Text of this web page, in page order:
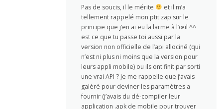
Pas de soucis, il le mérite
et il m’a
tellement rappelé mon ptit zap sur le
principe que j’en ai eu la larme à l’œil ^^
est ce que tu passe toi aussi par la
version non officielle de l’api allociné (qui
n’est ni plus ni moins que la version pour
leurs appli mobile) ou ils ont finit par sorti
une vrai API ? Je me rappelle que j’avais
galéré pour deviner les paramètres a
fournir (j’avais du dé-compiler leur
application .apk de mobile pour trouver